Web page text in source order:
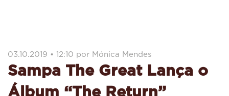
03.10.2019 • 12:10 por Mónica Mendes
Sampa The Great Lança o
Álbum “The Return”